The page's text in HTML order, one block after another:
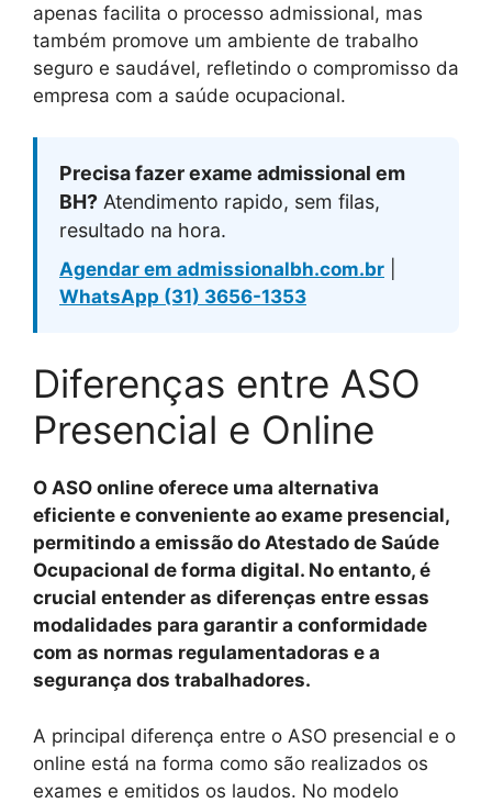
apenas facilita o processo admissional, mas
também promove um ambiente de trabalho
seguro e saudável, refletindo o compromisso da
empresa com a saúde ocupacional.
Precisa fazer exame admissional em
BH? Atendimento rapido, sem filas,
resultado na hora.
Agendar em admissionalbh.com.br
WhatsApp (31) 3656-1353
Diferenças entre ASO
Presencial e Online
O ASO online oferece uma alternativa
eficiente e conveniente ao exame presencial,
permitindo a emissão do Atestado de Saúde
Ocupacional de forma digital. No entanto, é
crucial entender as diferenças entre essas
modalidades para garantir a conformidade
com as normas regulamentadoras e a
segurança dos trabalhadores.
A principal diferença entre o ASO presencial e o
online está na forma como são realizados os
exames e emitidos os laudos. No modelo